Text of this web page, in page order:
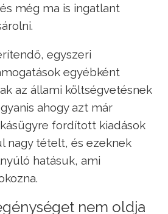
még ma is ingatlant
egyszeri
egyébként
az állami költségvetésnek
ahogy azt már
fordított kiadások
nagy tételt, és ezeknek
hatásuk, ami
nem oldja